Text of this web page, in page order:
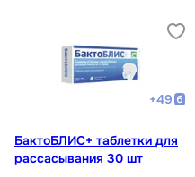
+49
БактоБЛИС+ таблетки для
рассасывания 30 шт